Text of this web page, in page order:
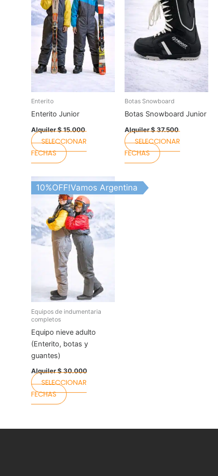
Enterito
Enterito Junior
Alquiler$15.000
SELECCIONAR
FECHAS
varias
variantes.
Las
opciones
se
pueden
elegir
página
producto
Botas Snowboard
Botas Snowboard Junior
Alquiler$37.500
SELECCIONAR
FECHAS
varias
variantes.
Las
opciones
se
la
página
producto
10%OFF!Vamos Argentina
Equipos de indumentaria
completos
Equipo nieve adulto
(Enterito, botas y
guantes)
Alquiler$30.000
SELECCIONAR
FECHAS
Este
producto
tiene
varias
variantes.
Las
opciones
se
pueden
elegir
en
la
del
producto